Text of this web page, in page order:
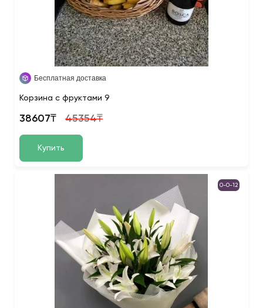
Бесплатная доставка
Корзина с фруктами 9
38607₸ 45354₸
Купить
0-0-12